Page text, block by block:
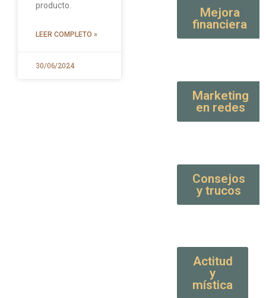
producto.
LEER COMPLETO »
30/06/2024
Mejora
financiera
Marketing
en redes
Consejos
y trucos
Actitud
y
mística